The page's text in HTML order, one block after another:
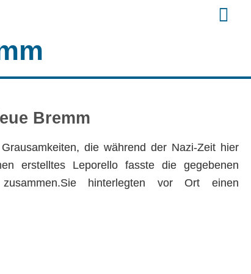
Bremm
die während der Nazi-Zeit hier
erstelltes Leporello fasste die gegebenen
zusammen.Sie hinterlegten vor Ort einen